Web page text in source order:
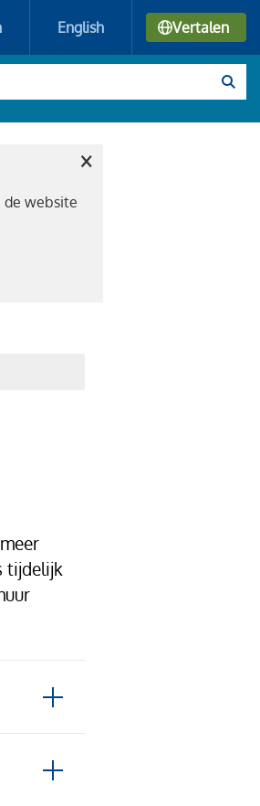
English Vertalen
de website
×
tijdelijk